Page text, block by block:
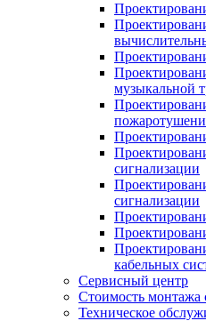
музыкальной
сигнализации
сигнализации
кабельных
Сервисный центр
Стоимость монтажа
Техническое